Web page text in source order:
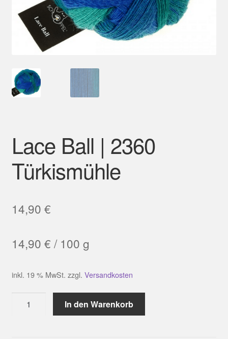
Lace Ball | 2360
Türkismühle
14,90 €
14,90 € / 100 g
inkl. 19 % MwSt. zzgl. Versandkosten
In den Warenkorb